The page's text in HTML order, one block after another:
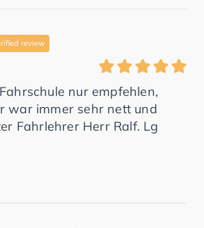
review
nur empfehlen,
war immer sehr nett und
Fahrlehrer Herr Ralf. Lg